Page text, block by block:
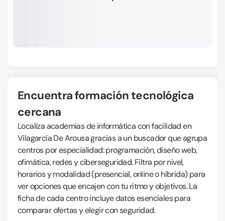
Encuentra formación tecnológica
cercana
Localiza academias de informática con facilidad en
Vilagarcía De Arousa gracias a un buscador que agrupa
centros por especialidad: programación, diseño web,
ofimática, redes y ciberseguridad. Filtra por nivel,
horarios y modalidad (presencial, online o híbrida) para
ver opciones que encajen con tu ritmo y objetivos. La
ficha de cada centro incluye datos esenciales para
comparar ofertas y elegir con seguridad.